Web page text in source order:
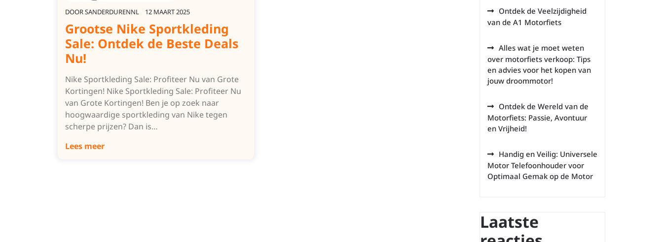
DOORSANDERDURENNL 12 MAART 2025
Grootse Nike Sportkleding
Sale: Ontdek de Beste Deals
Nu!
Nike Sportkleding Sale: Profiteer Nu van Grote
Kortingen! Nike Sportkleding Sale: Profiteer Nu
van Grote Kortingen! Ben je op zoek naar
hoogwaardige sportkleding van Nike tegen
scherpe prijzen? Dan is…
Lees meer
Ontdek de Veelzijdigheid
van de A1 Motorfiets
Alles wat je moet weten
over motorfiets verkoop: Tips
en advies voor het kopen van
jouw droommotor!
Ontdek de Wereld van de
Motorfiets: Passie, Avontuur
en Vrijheid!
Handig en Veilig: Universele
Motor Telefoonhouder voor
Optimaal Gemak op de Motor
Laatste